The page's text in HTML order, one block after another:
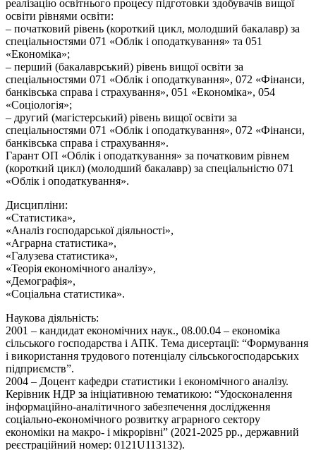
реалізацію освітнього процесу підготовки здобувачів вищої
освіти рівнями освіти:
– початковий рівень (короткий цикл, молодший бакалавр) за
спеціальностями 071 «Облік і оподаткування» та 051
«Економіка»;
– перший (бакалаврський) рівень вищої освіти за
спеціальностями 071 «Облік і оподаткування», 072 «Фінанси,
банківська справа і страхування», 051 «Економіка», 054
«Соціологія»;
– другий (магістерський) рівень вищої освіти за
спеціальностями 071 «Облік і оподаткування», 072 «Фінанси,
банківська справа і страхування».
Гарант ОП «Облік і оподаткування» за початковим рівнем
(короткий цикл) (молодший бакалавр) за спеціальністю 071
«Облік і оподаткування».
Дисципліни:
«Статистика»,
«Аналіз господарської діяльності»,
«Аграрна статистика»,
«Галузева статистика»,
«Теорія економічного аналізу»,
«Демографія»,
«Соціальна статистика».
Наукова діяльність:
2001 – кандидат економічних наук., 08.00.04 – економіка
сільського господарства і АПК. Тема дисертації: “Формування
і використання трудового потенціалу сільськогосподарських
підприємств”.
2004 – Доцент кафедри статистики і економічного аналізу.
Керівник НДР за ініціативною тематикою: “Удосконалення
інформаційно-аналітичного забезпечення дослідження
соціально-економічного розвитку аграрного сектору
економіки на макро- і мікрорівні” (2021-2025 рр., державний
реєстраційний номер: 0121U113132).